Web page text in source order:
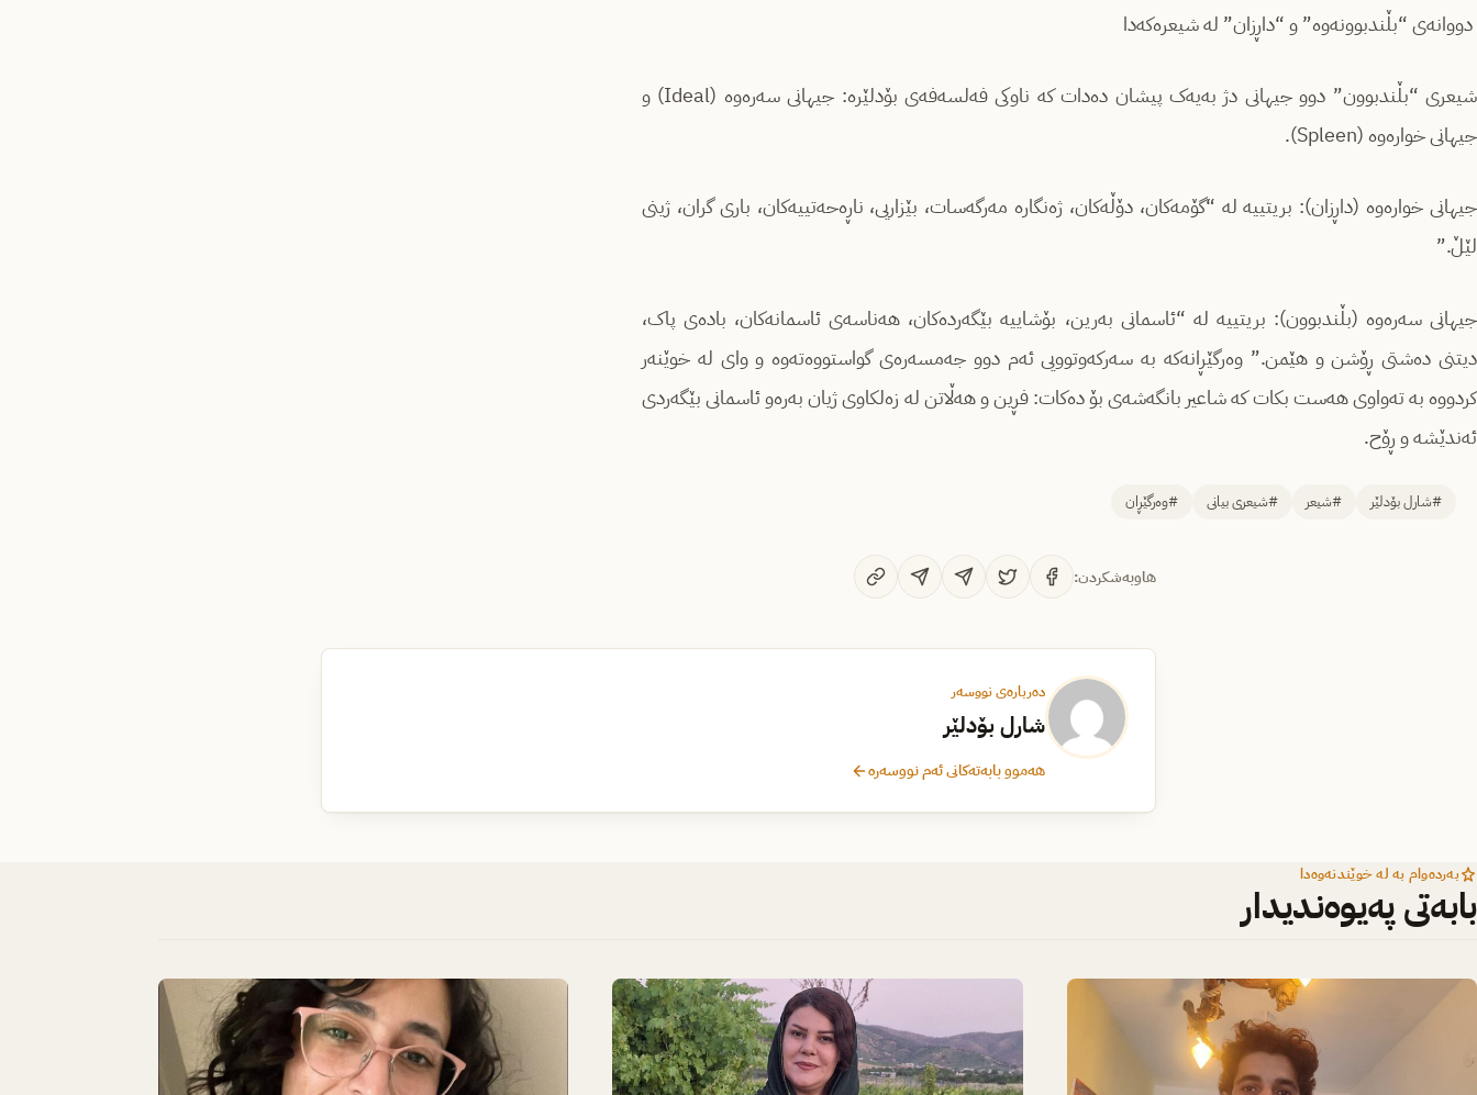
دووانەی “بڵندبوونەوە” و “داڕزان” لە شیعرەکەدا
شیعری “بڵندبوون” دوو جیهانی دژ بەیەک پیشان دەدات کە ناوکی فەلسەفەی بۆدلێرە: جیهانی سەرەوە (Ideal) و
جیهانی خوارەوە (Spleen).
جیهانی خوارەوە (داڕزان): بریتییە لە “گۆمەکان، دۆڵەکان، ژەنگارە مەرگەسات، بێزاریی، ناڕەحەتییەکان، باری گران، ژینی
لێڵ.”
جیهانی سەرەوە (بڵندبوون): بریتییە لە “ئاسمانی بەرین، بۆشاییە بێگەردەکان، هەناسەی ئاسمانەکان، بادەی پاک،
دیتنی دەشتی ڕۆشن و هێمن.” وەرگێڕانەکە بە سەرکەوتوویی ئەم دوو جەمسەرەی گواستووەتەوە و وای لە خوێنەر
کردووە بە تەواوی هەست بکات کە شاعیر بانگەشەی بۆ دەکات: فڕین و هەڵاتن لە زەلکاوی ژیان بەرەو ئاسمانی بێگەردی
ئەندێشە و ڕۆح.
#شارل بۆدلێر #شیعر #شیعری بیانی #وەرگێڕان
هاوبەشکردن:
دەربارەی نووسەر
شارل بۆدلێر
هەموو بابەتەکانی ئەم نووسەرە
بەردەوام بە لە خوێندنەوەدا
بابەتی پەیوەندیدار